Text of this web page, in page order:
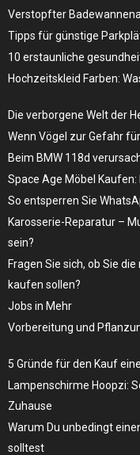
Verstopfter
Tipps für günstige
10 erstaunliche
Hochzeitskleid Farben:
Die verborgene Welt der
Wenn Vögel zur Gefahr
Beim BMW 118d
Space Age Möbel
So entsperren Sie
Karosserie-Reparatur –
sein?
Fragen Sie sich, ob Sie
kaufen sollen?
Jobs in Mehr
Vorbereitung und
5 Gründe für den Kauf
Lampenschirme Hoopzi:
Zuhause
Warum Du unbedingt
solltest